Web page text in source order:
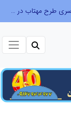
جمع‌آوری 183 برق غیرمجاز در شانزدهمین مانور سراسری طرح مهتاب در استان تهران